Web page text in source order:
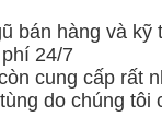
bán hàng và
24/7
cung cấp rất
do chúng